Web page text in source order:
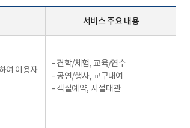
서비스 주요 내용
여 이용자
- 견학/체험, 교육/연수
- 공연/행사, 교구대여
- 객실예약, 시설대관